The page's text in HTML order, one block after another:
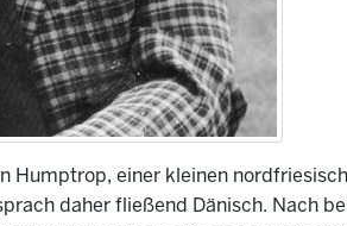
Humptrop, einer kleinen
daher fließend Dänisch. Nach